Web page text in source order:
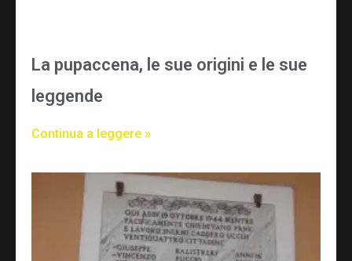
La pupaccena, le sue origini e le sue
leggende
Continua a leggere »